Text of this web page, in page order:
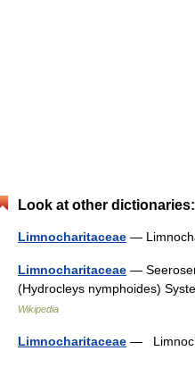
Look at other dictionaries:
Limnocharitaceae —
Limnocharitaceae —
(Hydrocleys nymphoides)
Wikipedia
Limnocharitaceae —